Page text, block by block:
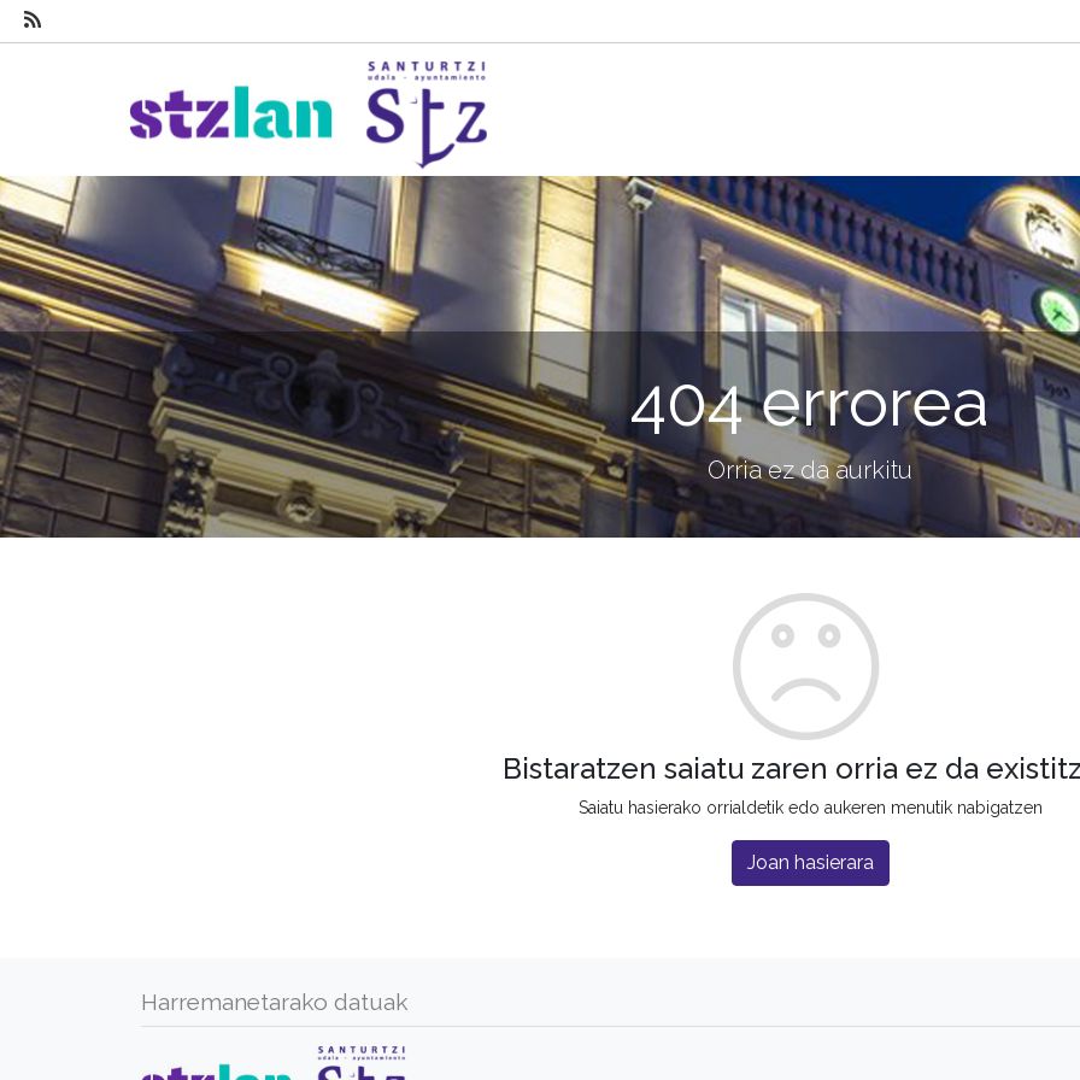
404 errorea
Orria ez da aurkitu
Bistaratzen saiatu zaren orria ez da
Saiatu hasierako orrialdetik edo aukeren menutik nabigatzen
Joan hasierara
Harremanetarako datuak